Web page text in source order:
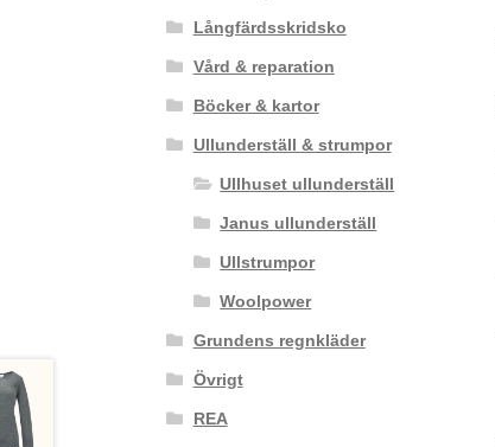
Långfärdsskridsko
Vård & reparation
Böcker & kartor
Ullunderställ & strumpor
Ullhuset ullunderställ
Janus ullunderställ
Ullstrumpor
Woolpower
Grundens regnkläder
Övrigt
REA